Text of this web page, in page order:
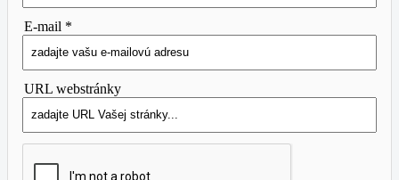
E-mail *
URL webstránky